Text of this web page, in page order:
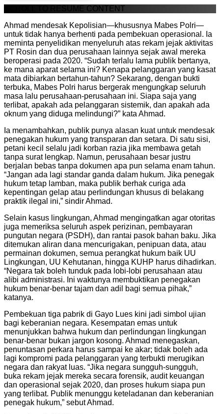
SCROLL TO RESUME CONTENT
Ahmad mendesak Kepolisian—khususnya Mabes Polri—
untuk tidak hanya berhenti pada pembekuan operasional. Ia
meminta penyelidikan menyeluruh atas rekam jejak aktivitas
PT Rosin dan dua perusahaan lainnya sejak awal mereka
beroperasi pada 2020. “Sudah terlalu lama publik bertanya,
ke mana aparat selama ini? Kenapa pelanggaran yang kasat
mata dibiarkan bertahun-tahun? Sekarang, dengan bukti
terbuka, Mabes Polri harus bergerak mengungkap seluruh
masa lalu perusahaan-perusahaan ini. Siapa saja yang
terlibat, apakah ada pelanggaran sistemik, dan apakah ada
oknum yang diduga melindungi?” kata Ahmad.
Ia menambahkan, publik punya alasan kuat untuk mendesak
penegakan hukum yang transparan dan setara. Di satu sisi,
petani kecil selalu jadi korban razia jika membawa getah
tanpa surat lengkap. Namun, perusahaan besar justru
berjalan bebas tanpa dokumen apa pun selama enam tahun.
“Jangan ada lagi standar ganda dalam hukum. Jika penegak
hukum tetap lamban, maka publik berhak curiga ada
kepentingan gelap atau perlindungan khusus di belakang
praktik ilegal ini,” sindir Ahmad.
Selain kasus lingkungan, Ahmad mengingatkan agar otoritas
juga memeriksa seluruh aspek perizinan, pembayaran
pungutan negara (PSDH), dan rantai pasok bahan baku. Jika
ditemukan aliran dana mencurigakan, penipuan data, atau
permainan dokumen, semua perangkat hukum baik UU
Lingkungan, UU Kehutanan, hingga KUHP harus dihadirkan.
“Negara tak boleh tunduk pada lobi-lobi perusahaan atau
alibi administrasi. Ini waktunya membuktikan penegakan
hukum benar-benar tajam dan adil bagi semua pihak,”
katanya.
Pembekuan tiga pabrik di Gayo Lues kini jadi simbol ujian
bagi keberanian negara. Kesempatan emas untuk
menunjukkan bahwa hukum dan perlindungan lingkungan
benar-benar bukan jargon kosong. Ahmad menegaskan,
penuntasan perkara harus sampai ke akar; tidak boleh ada
lagi kompromi pada pelanggaran yang terbukti merugikan
negara dan rakyat luas. “Jika negara sungguh-sungguh,
buka rekam jejak mereka secara forensik, audit keuangan
dan operasional sejak 2020, dan proses hukum siapa pun
yang terlibat. Publik menunggu keteladanan dan keberanian
penegak hukum,” sebut Ahmad.